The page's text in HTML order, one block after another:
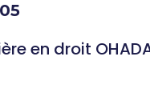
en droit